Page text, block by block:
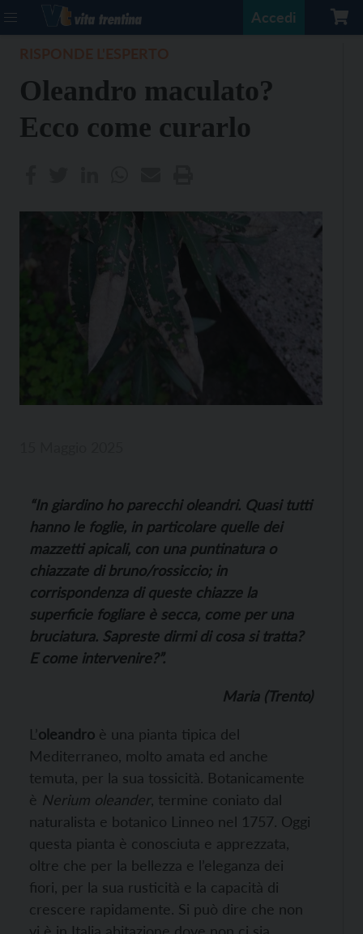
Accedi
Oleandro maculato?
Ecco come curarlo
“In giardino ho parecchi oleandri. Quasi tutti
hanno le foglie, in particolare quelle dei
mazzetti apicali, con una puntinatura o
chiazzate di bruno/rossiccio; in
corrispondenza di queste chiazze la
superficie fogliare è secca, come per una
bruciatura. Sapreste dirmi di cosa si tratta?
E come intervenire?”.
Maria (Trento)
L’oleandro è una pianta tipica del
Mediterraneo, molto amata ed anche
temuta, per la sua tossicità. Botanicamente
è Nerium oleander, termine coniato dal
naturalista e botanico Linneo nel 1757. Oggi
questa pianta è conosciuta e apprezzata,
oltre che per la bellezza e l’eleganza dei
fiori, per la sua rusticità e la capacità di
crescere rapidamente. Si può dire che non